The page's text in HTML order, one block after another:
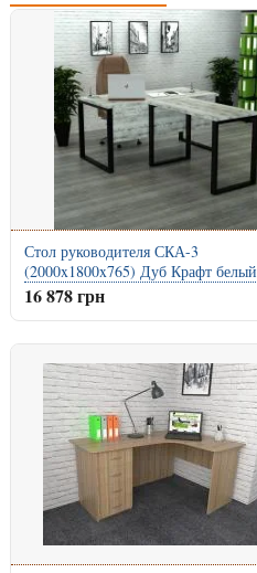
Стол руководителя СКА-3
(2000x1800x765) Дуб Крафт белый
16 878 грн